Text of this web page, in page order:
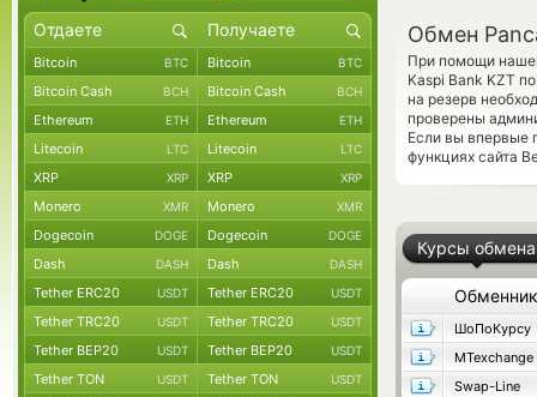
Обмен
При помощи
Kaspi Bank KZT
на резерв
проверены
Если вы впервые
функциях сайта
Курсы обмена
Обменник
ШоПоКурсу
MTexchange
Swap-Line
Bitcoin BTC Bitcoin BTC
Bitcoin Cash BCH Bitcoin Cash BCH
Ethereum ETH Ethereum ETH
Litecoin LTC Litecoin LTC
XRP XRP XRP XRP
Monero XMR Monero XMR
Dogecoin DOGE Dogecoin DOGE
Dash DASH Dash DASH
Tether ERC20 USDT Tether ERC20 USDT
Tether TRC20 USDT Tether TRC20 USDT
Tether BEP20 USDT Tether BEP20 USDT
Tether TON USDT Tether TON USDT